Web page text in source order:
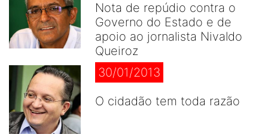
Nota de repúdio contra o
Governo do Estado e de
apoio ao jornalista Nivaldo
Queiroz
30/01/2013
O cidadão tem toda razão